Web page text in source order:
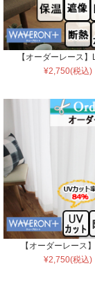
【オーダーレース
¥2,750(税込)
【オーダーレース
¥2,750(税込)